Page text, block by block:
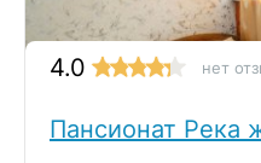
4.0 нет
Пансионат Река